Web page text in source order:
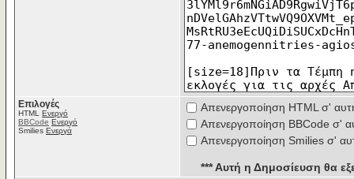
Επιλογές
HTML Ενεργό
BBCode Ενεργό
Smilies Ενεργά
Απενεργοποίηση HTML σ'
Απενεργοποίηση BBCode σ'
Απενεργοποίηση Smilies σ'
*** Αυτή η Δημοσίευση θα